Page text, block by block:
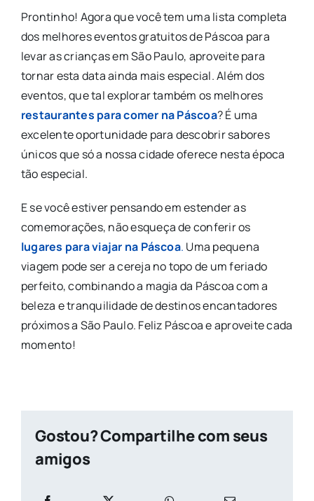
Prontinho! Agora que você tem uma lista completa
dos melhores eventos gratuitos de Páscoa para
levar as crianças em São Paulo, aproveite para
tornar esta data ainda mais especial. Além dos
eventos, que tal explorar também os melhores
restaurantes para comer na Páscoa? É uma
excelente oportunidade para descobrir sabores
únicos que só a nossa cidade oferece nesta época
tão especial.
E se você estiver pensando em estender as
comemorações, não esqueça de conferir os
lugares para viajar na Páscoa. Uma pequena
viagem pode ser a cereja no topo de um feriado
perfeito, combinando a magia da Páscoa com a
beleza e tranquilidade de destinos encantadores
próximos a São Paulo. Feliz Páscoa e aproveite cada
momento!
Gostou? Compartilhe com seus
amigos